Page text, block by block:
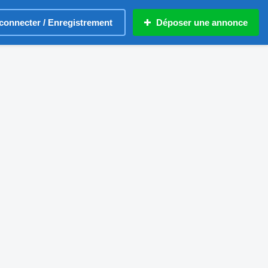
/ Enregistrement Déposer une annonce